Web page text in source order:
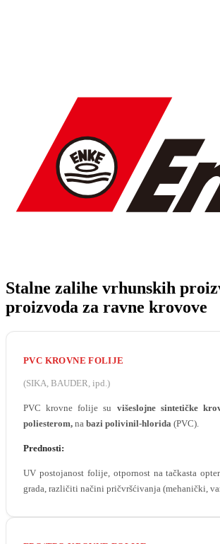
Stalne zalihe vrhunskih
proizvoda za ravne krovove
PVC KROVNE FOLIJE
(SIKA, BAUDER, ipd.)
PVC krovne folije su višeslojne sintetičke
poliesterom, na bazi polivinil-hlorida (PVC).
Prednosti:
UV postojanost folije, otpornost na tačkasta
grada, različiti načini pričvršćivanja (mehanički,